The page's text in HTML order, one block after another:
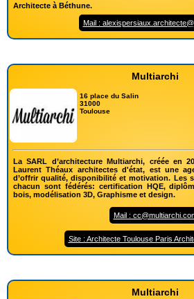
Architecte à Béthune.
Mail :
Multiarchi
16 place du Salin
31000
Toulouse
La SARL d’architecture Multiarchi, créée en
Laurent Théaux architectes d'état, est une
d’offrir qualité, disponibilité et motivation. Les
chacun sont fédérés: certification HQE,
bois, modélisation 3D, Graphisme et design.
Mail :
Site : Architecte Toulouse Paris
Multiarchi